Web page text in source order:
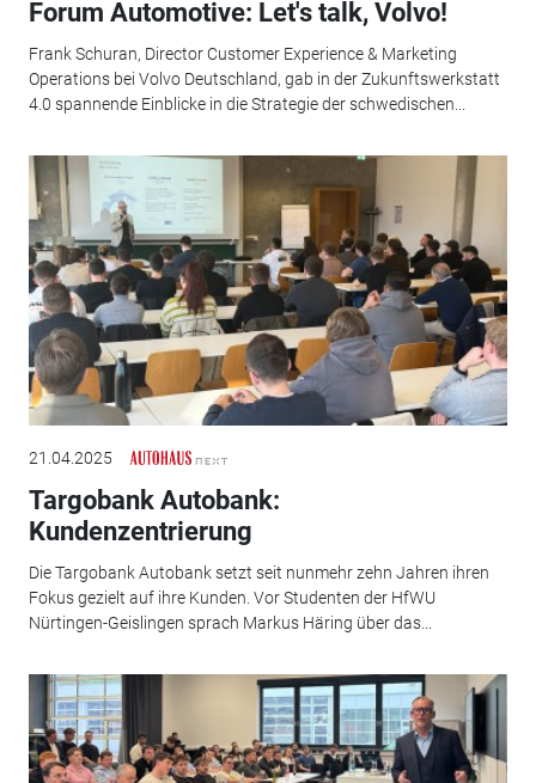
Forum Automotive: Let's talk, Volvo!
Frank Schuran, Director Customer Experience & Marketing
Operations bei Volvo Deutschland, gab in der Zukunftswerkstatt
4.0 spannende Einblicke in die Strategie der schwedischen...
21.04.2025
Targobank Autobank:
Kundenzentrierung
Die Targobank Autobank setzt seit nunmehr zehn Jahren ihren
Fokus gezielt auf ihre Kunden. Vor Studenten der HfWU
Nürtingen-Geislingen sprach Markus Häring über das...